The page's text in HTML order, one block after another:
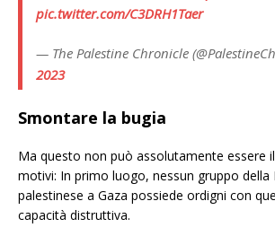
pic.twitter.com/C3DRH1Taer
— The Palestine Chronicle
2023
Smontare la bugia
Ma questo non può assolutamente essere
motivi: In primo luogo, nessun gruppo della
palestinese a Gaza possiede ordigni con
capacità distruttiva.